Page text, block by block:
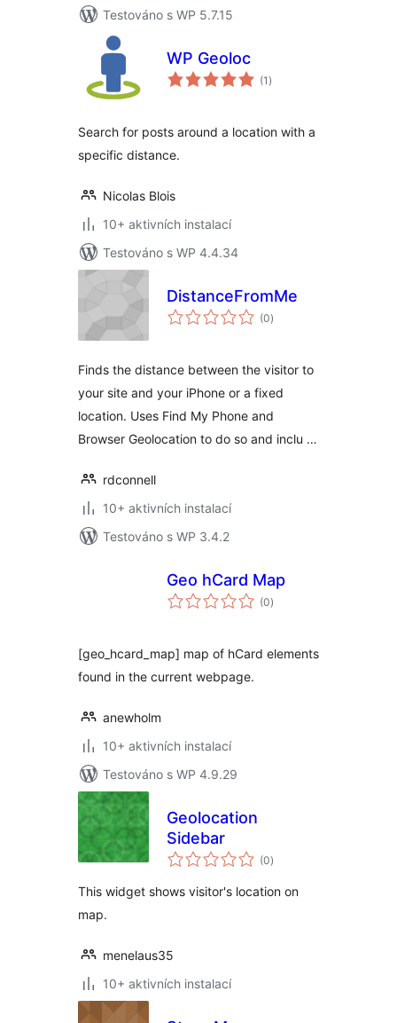
Testováno s WP 5.7.15
WP Geoloc
(1 celkové
hodnocení
)
Search for posts around a location with a
specific distance.
Nicolas Blois
10+ aktivních instalací
Testováno s WP 4.4.34
DistanceFromMe
(0celkové
hodnocení
)
Finds the distance between the visitor to
your site and your iPhone or a fixed
location. Uses Find My Phone and
Browser Geolocation to do so and inclu …
rdconnell
10+ aktivních instalací
Testováno s WP 3.4.2
Geo hCard Map
(0celkové
hodnocení
)
[geo_hcard_map] map of hCard elements
found in the current webpage.
anewholm
10+ aktivních instalací
Testováno s WP 4.9.29
Geolocation
Sidebar
(0celkové
hodnocení
)
This widget shows visitor's location on
map.
menelaus35
10+ aktivních instalací